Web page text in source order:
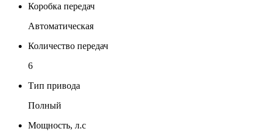
Коробка передач
Автоматическая
Количество передач
6
Тип привода
Полный
Мощность, л.с